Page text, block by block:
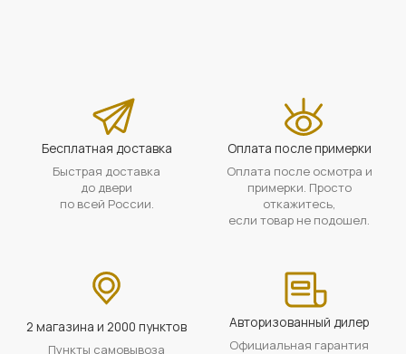
Бесплатная доставка
Быстрая доставка
до двери
по всей России.
Оплата после примерки
Оплата после осмотра и
примерки. Просто
откажитесь,
если товар не подошел.
2 магазина и 2000 пунктов
Пункты самовывоза
Авторизованный дилер
Официальная гарантия